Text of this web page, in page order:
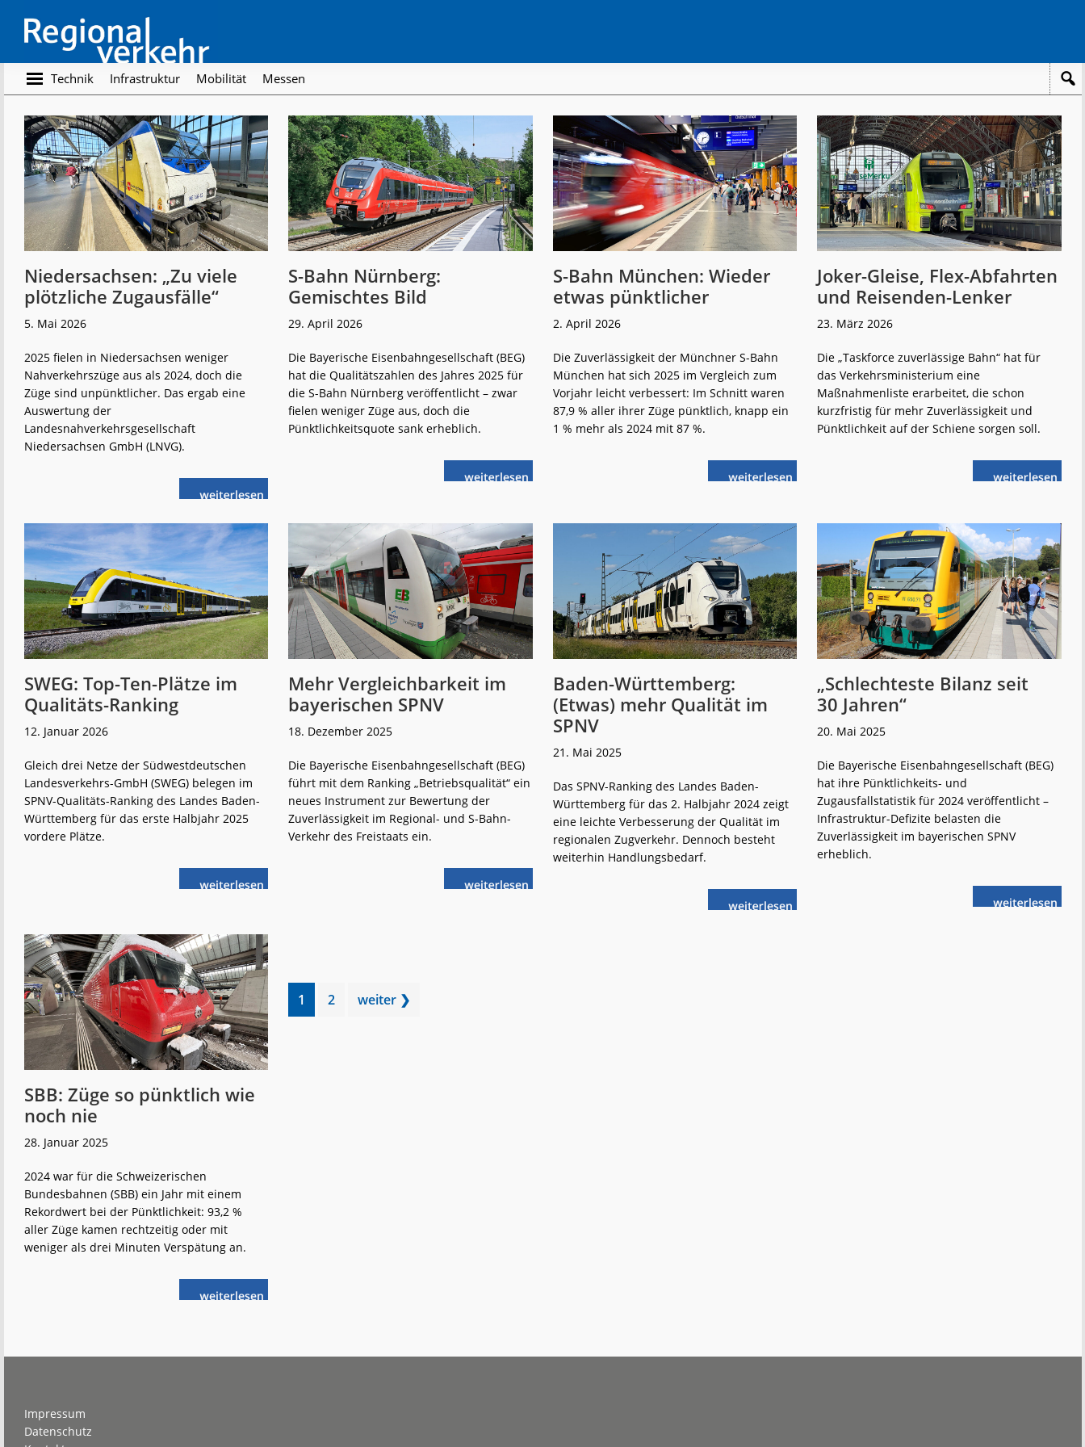
main
content
footer
Regionalverkehr
Die
Fachzeitschrift
den
Öffentlichen
Personennahverkehr
Technik Infrastruktur Mobilität Messen
Niedersachsen: „Zu viele
plötzliche Zugausfälle“
5. Mai 2026
2025 fielen in Niedersachsen weniger
Nahverkehrszüge aus als 2024, doch die
Züge sind unpünktlicher. Das ergab eine
Auswertung der
Landesnahverkehrsgesellschaft
Niedersachsen GmbH (LNVG).
weiterlese
nNiedersachsen:
plötzliche
Zugausfälle“
S-Bahn Nürnberg:
Gemischtes Bild
29. April 2026
Die Bayerische Eisenbahngesellschaft (BEG)
hat die Qualitätszahlen des Jahres 2025 für
die S-Bahn Nürnberg veröffentlicht – zwar
fielen weniger Züge aus, doch die
Pünktlichkeitsquote sank erheblich.
weiterlese
nS-
S-Bahn München: Wieder
etwas pünktlicher
2. April 2026
Die Zuverlässigkeit der Münchner S-Bahn
München hat sich 2025 im Vergleich zum
Vorjahr leicht verbessert: Im Schnitt waren
87,9 % aller ihrer Züge pünktlich, knapp ein
1 % mehr als 2024 mit 87 %.
weiterlese
nS-
Joker-Gleise, Flex-Abfahrten
und Reisenden-Lenker
23. März 2026
Die „Taskforce zuverlässige Bahn“ hat für
das Verkehrsministerium eine
Maßnahmenliste erarbeitet, die schon
kurzfristig für mehr Zuverlässigkeit und
Pünktlichkeit auf der Schiene sorgen soll.
weiterlese
nJoker-
Lenker
SWEG: Top-Ten-Plätze im
Qualitäts-Ranking
12. Januar 2026
Gleich drei Netze der Südwestdeutschen
Landesverkehrs-GmbH (SWEG) belegen im
SPNV-Qualitäts-Ranking des Landes Baden-
Württemberg für das erste Halbjahr 2025
vordere Plätze.
weiterlese
nSWEG:
Mehr Vergleichbarkeit im
bayerischen SPNV
18. Dezember 2025
Die Bayerische Eisenbahngesellschaft (BEG)
führt mit dem Ranking „Betriebsqualität“ ein
neues Instrument zur Bewertung der
Zuverlässigkeit im Regional- und S-Bahn-
Verkehr des Freistaats ein.
weiterlese
nMehr
Baden-Württemberg:
(Etwas) mehr Qualität im
SPNV
21. Mai 2025
Das SPNV-Ranking des Landes Baden-
Württemberg für das 2. Halbjahr 2024 zeigt
eine leichte Verbesserung der Qualität im
regionalen Zugverkehr. Dennoch besteht
weiterhin Handlungsbedarf.
weiterlese
nBaden-
„Schlechteste Bilanz seit
30 Jahren“
20. Mai 2025
Die Bayerische Eisenbahngesellschaft (BEG)
hat ihre Pünktlichkeits- und
Zugausfallstatistik für 2024 veröffentlicht –
Infrastruktur-Defizite belasten die
Zuverlässigkeit im bayerischen SPNV
erheblich.
weiterlese
n„Schlechteste
SBB: Züge so pünktlich wie
noch nie
28. Januar 2025
2024 war für die Schweizerischen
Bundesbahnen (SBB) ein Jahr mit einem
Rekordwert bei der Pünktlichkeit: 93,2 %
aller Züge kamen rechtzeitig oder mit
weniger als drei Minuten Verspätung an.
weiterlese
nSBB:
Go
to
1
Go
2 weiter ❯
Impressum
Datenschutz